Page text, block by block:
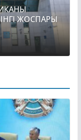
ЖОСПАРЫ